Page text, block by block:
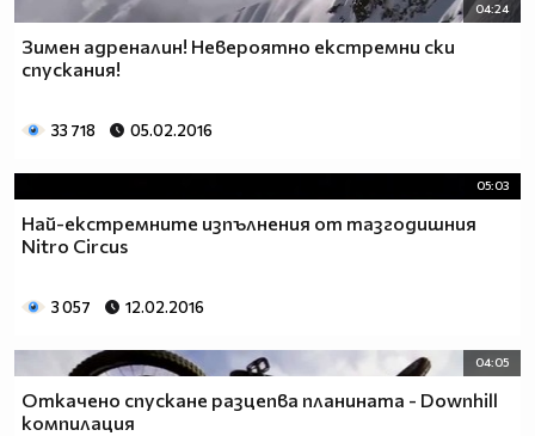
04:24
Зимен адреналин! Невероятно екстремни ски
спускания!
33 718 05.02.2016
05:03
Най-екстремните изпълнения от тазгодишния
Nitro Circus
3 057 12.02.2016
04:05
Откачено спускане разцепва планината - Downhill
компилация